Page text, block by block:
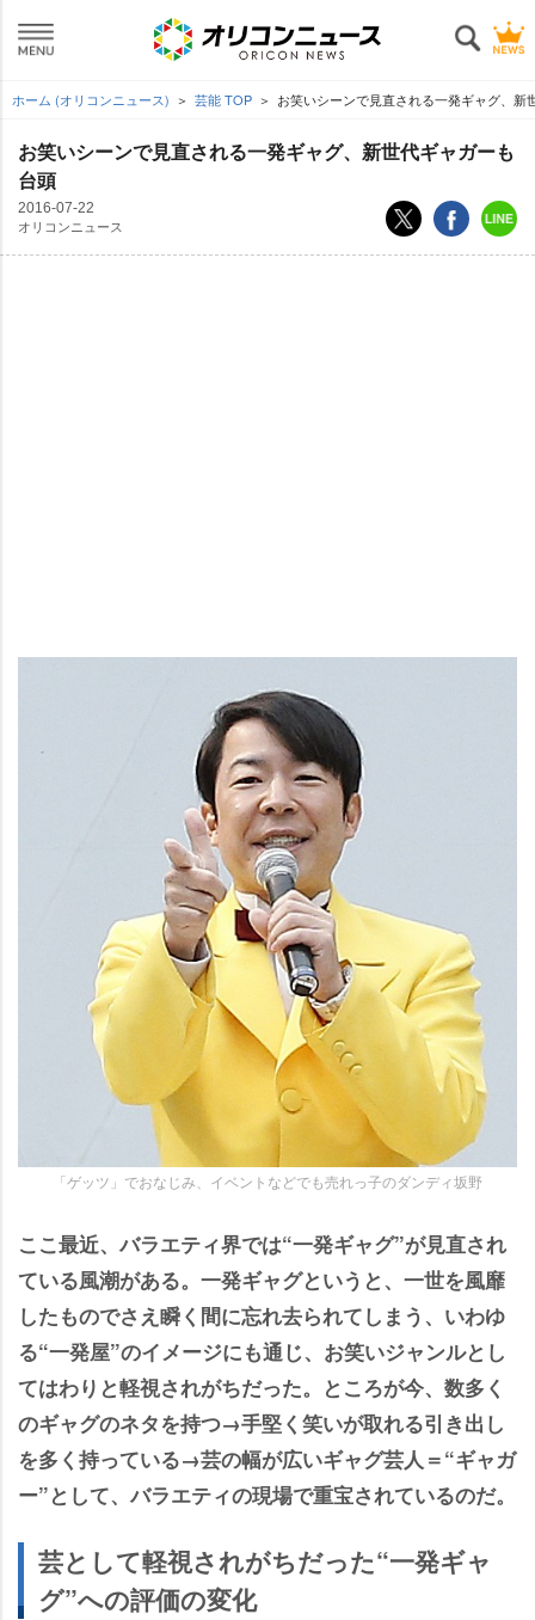
ホーム (オリコンニュース) 芸能 TOP お笑いシーンで見直される一発ギャグ、新
お笑いシーンで見直される一発ギャグ、新世代ギャガーも
台頭
2016-07-22
オリコンニュース
「ゲッツ」でおなじみ、イベントなどでも売れっ子のダンディ坂野
ここ最近、バラエティ界では“一発ギャグ”が見直され
ている風潮がある。一発ギャグというと、一世を風靡
したものでさえ瞬く間に忘れ去られてしまう、いわゆ
る“一発屋”のイメージにも通じ、お笑いジャンルとし
てはわりと軽視されがちだった。ところが今、数多く
のギャグのネタを持つ→手堅く笑いが取れる引き出し
を多く持っている→芸の幅が広いギャグ芸人＝“ギャガ
ー”として、バラエティの現場で重宝されているのだ。
芸として軽視されがちだった“一発ギャ
グ”への評価の変化